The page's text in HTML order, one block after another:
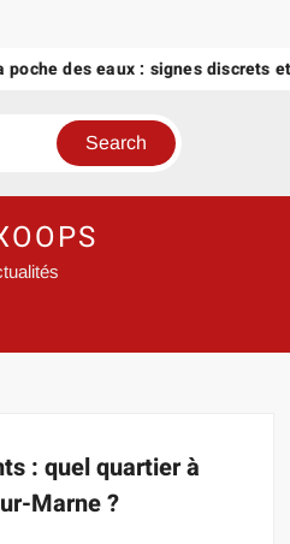
poche des eaux : signes discrets
: quel quartier à
Marne ?